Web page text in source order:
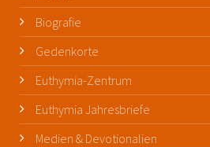
Biografie
Gedenkorte
Euthymia-Zentrum
Euthymia Jahresbriefe
Medien & Devotionalien